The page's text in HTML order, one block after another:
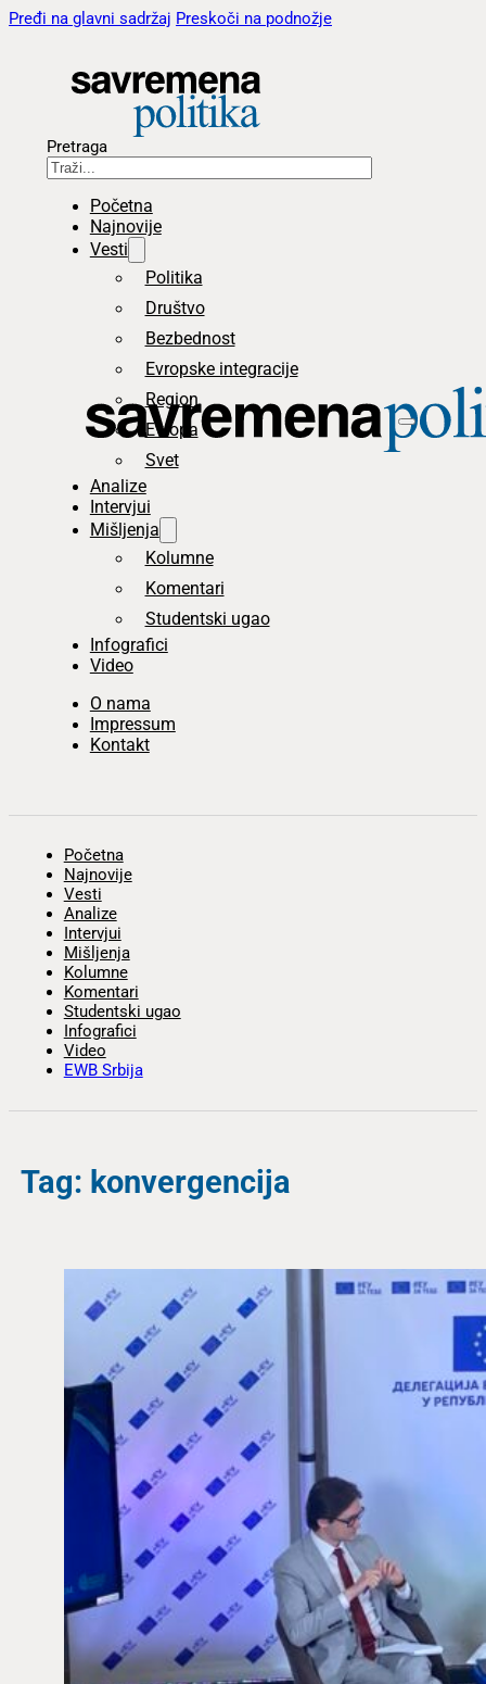
Pređi na glavni sadržaj Preskoči na podnožje
Pretraga
Početna
Najnovije
Vesti
Politika
Društvo
Bezbednost
Evropske integracije
Region
Evropa
Svet
Analize
Intervjui
Mišljenja
Kolumne
Komentari
Studentski ugao
Infografici
Video
O nama
Impressum
Kontakt
Početna
Najnovije
Vesti
Analize
Intervjui
Mišljenja
Kolumne
Komentari
Studentski ugao
Infografici
Video
EWB Srbija
Tag: konvergencija